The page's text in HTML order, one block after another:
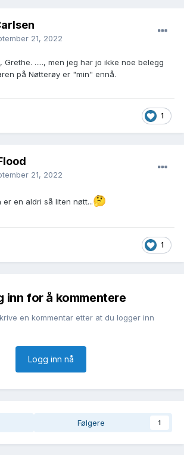
21, 2022
Grethe. ....., men jeg har jo ikke noe belegg
på Nøtterøy er "min" ennå.
1
21, 2022
er en aldri så liten nøtt...🤔
1
inn for å kommentere
en kommentar etter at du logger inn
Logg inn nå
Følgere 1